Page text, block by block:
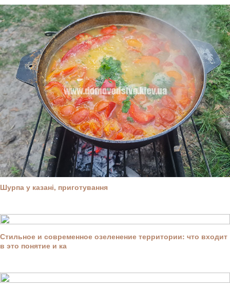
Шурпа у казані, приготування
Стильное и современное озеленение территории: что входит
в это понятие и ка